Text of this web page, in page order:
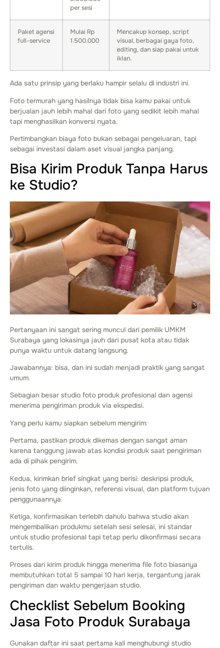
per sesi
Paket agensi
full-service
Mulai Rp
1.500.000
Mencakup konsep, script
visual, berbagai gaya foto,
editing, dan siap pakai untuk
iklan.
Ada satu prinsip yang berlaku hampir selalu di industri ini.
Foto termurah yang hasilnya tidak bisa kamu pakai untuk
berjualan jauh lebih mahal dari foto yang sedikit lebih mahal
tapi menghasilkan konversi nyata.
Pertimbangkan biaya foto bukan sebagai pengeluaran, tapi
sebagai investasi dalam aset visual jangka panjang.
Bisa Kirim Produk Tanpa Harus
ke Studio?
Pertanyaan ini sangat sering muncul dari pemilik UMKM
Surabaya yang lokasinya jauh dari pusat kota atau tidak
punya waktu untuk datang langsung.
Jawabannya: bisa, dan ini sudah menjadi praktik yang sangat
umum.
Sebagian besar studio foto produk profesional dan agensi
menerima pengiriman produk via ekspedisi.
Yang perlu kamu siapkan sebelum mengirim:
Pertama, pastikan produk dikemas dengan sangat aman
karena tanggung jawab atas kondisi produk saat pengiriman
ada di pihak pengirim.
Kedua, kirimkan brief singkat yang berisi: deskripsi produk,
jenis foto yang diinginkan, referensi visual, dan platform tujuan
penggunaannya.
Ketiga, konfirmasikan terlebih dahulu bahwa studio akan
mengembalikan produkmu setelah sesi selesai, ini standar
untuk studio profesional tapi tetap perlu dikonfirmasi secara
tertulis.
Proses dari kirim produk hingga menerima file foto biasanya
membutuhkan total 5 sampai 10 hari kerja, tergantung jarak
pengiriman dan waktu pengerjaan studio.
Checklist Sebelum Booking
Jasa Foto Produk Surabaya
Gunakan daftar ini saat pertama kali menghubungi studio